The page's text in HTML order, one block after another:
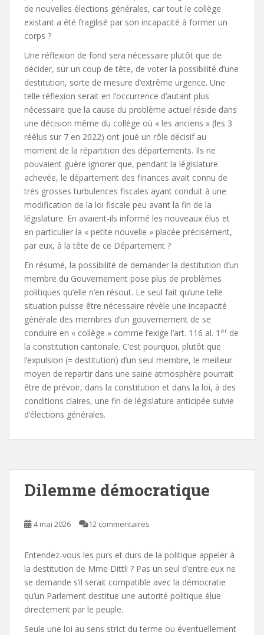
de nouvelles élections générales, car tout le collège
existant a été fragilisé par son incapacité à former un
corps ?
Une réflexion de fond sera nécessaire plutôt que de
décider, sur un coup de tête, de voter la possibilité d’une
destitution, sorte de mesure d’extrême urgence. Une
telle réflexion serait en l’occurrence d’autant plus
nécessaire que la cause du problème actuel réside dans
une décision même du collège où « les anciens » (les 3
réélus sur 7 en 2022) ont joué un rôle décisif au
moment de la répartition des départements. Ils ne
pouvaient guère ignorer que, pendant la législature
achevée, le département des finances avait connu de
très grosses turbulences fiscales ayant conduit à une
modification de la loi fiscale peu avant la fin de la
législature. En avaient-ils informé les nouveaux élus et
en particulier la « petite nouvelle » placée précisément,
par eux, à la tête de ce Département ?
En résumé, la possibilité de demander la destitution d’un
membre du Gouvernement pose plus de problèmes
politiques qu’elle n’en résout. Le seul fait qu’une telle
situation puisse être nécessaire révèle une incapacité
générale des membres d’un gouvernement de se
conduire en « collège » comme l’exige l’art. 116 al. 1 erde
la constitution cantonale. C’est pourquoi, plutôt que
l’expulsion (= destitution) d’un seul membre, le meilleur
moyen de repartir dans une saine atmosphère pourrait
être de prévoir, dans la constitution et dans la loi, à des
conditions claires, une fin de législature anticipée suivie
d’élections générales.
Dilemme démocratique
4 mai 2026 12 commentaires
Entendez-vous les purs et durs de la politique appeler à
la destitution de Mme Dittli ? Pas un seul d’entre eux ne
se demande s’il serait compatible avec la démocratie
qu’un Parlement destitue une autorité politique élue
directement par le peuple.
Seule une loi au sens strict du terme ou éventuellement